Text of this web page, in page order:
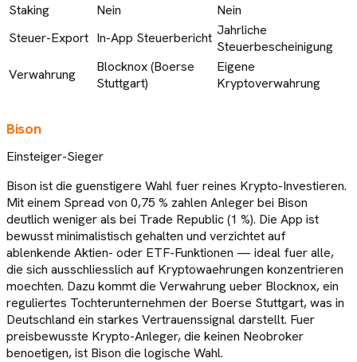
Staking
Nein
Nein
Steuer-Export In-App Steuerbericht Jahrliche
Steuerbescheinigung
Verwahrung
Blocknox (Boerse
Stuttgart)
Eigene
Kryptoverwahrung
Bison
Einsteiger-Sieger
Bison ist die guenstigere Wahl fuer reines Krypto-Investieren.
Mit einem Spread von 0,75 % zahlen Anleger bei Bison
deutlich weniger als bei Trade Republic (1 %). Die App ist
bewusst minimalistisch gehalten und verzichtet auf
ablenkende Aktien- oder ETF-Funktionen — ideal fuer alle,
die sich ausschliesslich auf Kryptowaehrungen konzentrieren
moechten. Dazu kommt die Verwahrung ueber Blocknox, ein
reguliertes Tochterunternehmen der Boerse Stuttgart, was in
Deutschland ein starkes Vertrauenssignal darstellt. Fuer
preisbewusste Krypto-Anleger, die keinen Neobroker
benoetigen, ist Bison die logische Wahl.